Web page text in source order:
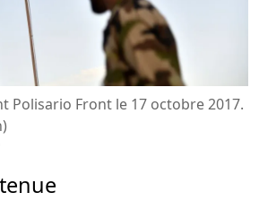
Polisario Front le 17 octobre 2017.